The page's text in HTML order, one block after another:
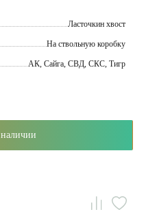
Ласточкин хвост
На ствольную коробку
АК, Сайга, СВД, СКС, Тигр
Сообщить о наличии